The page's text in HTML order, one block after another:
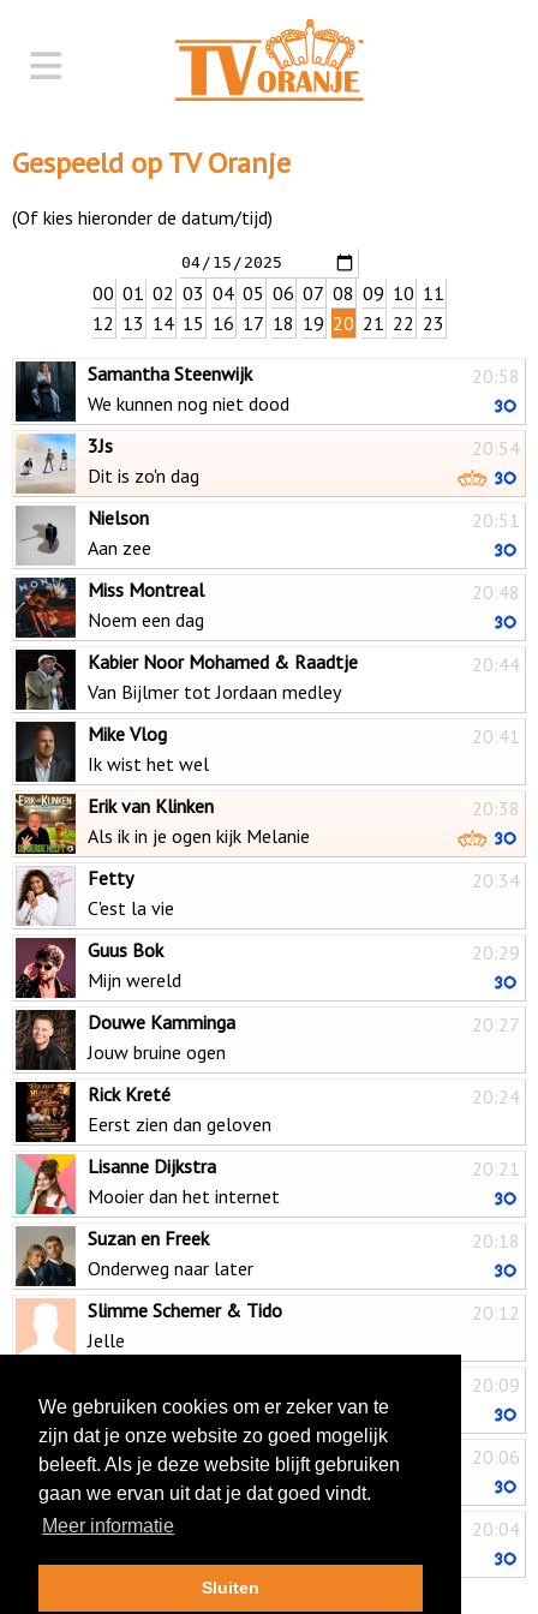
Gespeeld op TV Oranje
(Of kies hieronder de datum/tijd)
00 01 02 03 04 05 06 07 08 09 10 11
12 13 14 15 16 17 18 19 20 21 22 23
20:58
Samantha Steenwijk
We kunnen nog niet dood
20:54
3Js
Dit is zo'n dag
20:51
Nielson
Aan zee
20:48
Miss Montreal
Noem een dag
20:44
Kabier Noor Mohamed & Raadtje
Van Bijlmer tot Jordaan medley
20:41
Mike Vlog
Ik wist het wel
20:38
Erik van Klinken
Als ik in je ogen kijk Melanie
20:34
Fetty
C'est la vie
20:29
Guus Bok
Mijn wereld
20:27
Douwe Kamminga
Jouw bruine ogen
20:24
Rick Kreté
Eerst zien dan geloven
20:21
Lisanne Dijkstra
Mooier dan het internet
20:18
Suzan en Freek
Onderweg naar later
20:12
Slimme Schemer & Tido
Jelle
20:09
Hoe langer ik dans met jou
20:06
Vinzzent
Niet te doen
20:04
Mick Harren & Johnny Jordaan
We gebruiken cookies om er zeker van te
zijn dat je onze website zo goed mogelijk
beleeft. Als je deze website blijft gebruiken
gaan we ervan uit dat je dat goed vindt.
Meer informatie
Sluiten